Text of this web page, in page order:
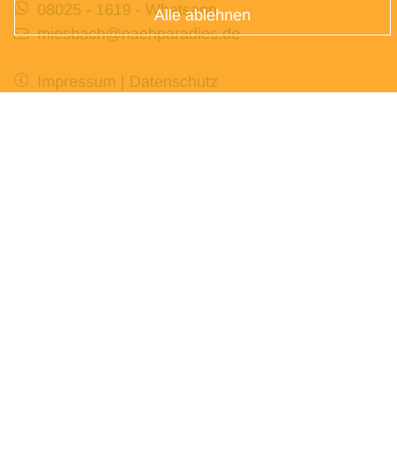
Alle ablehnen
08025 - 1619 - Whatsapp
miesbach@naehparadies.de
Impressum Datenschutz